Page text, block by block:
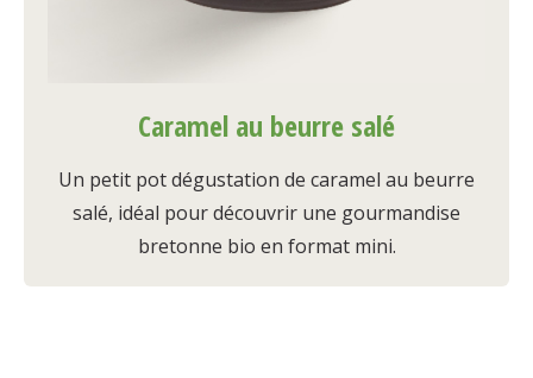
Caramel au beurre salé
Un petit pot dégustation de caramel au beurre
salé, idéal pour découvrir une gourmandise
bretonne bio en format mini.